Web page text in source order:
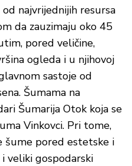
najvrijednijih resursa
da zauzimaju oko 45
pored veličine,
ogleda i u njihovoj
sastoje od
Šumama na
Šumarija Otok koja se
Vinkovci. Pri tome,
šume pored estetske i
veliki gospodarski